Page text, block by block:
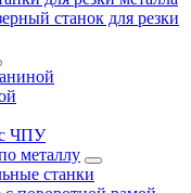
станок для резки
ЧПУ
металлу
станки